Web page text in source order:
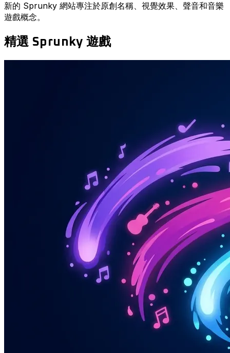
新的 Sprunky 網站專注於原創名稱、視覺效果、聲音和音樂
遊戲概念。
精選 Sprunky 遊戲